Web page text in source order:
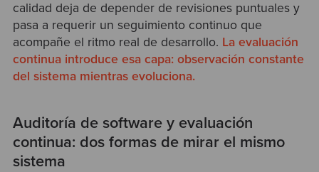
calidad deja de depender de revisiones puntuales y
pasa a requerir un seguimiento continuo que
acompañe el ritmo real de desarrollo. La evaluación
continua introduce esa capa: observación constante
del sistema mientras evoluciona.
Auditoría de software y evaluación
continua: dos formas de mirar el mismo
sistema